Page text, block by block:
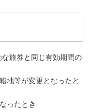
旅券と同じ有効期間の
地等が変更となったと
ったとき